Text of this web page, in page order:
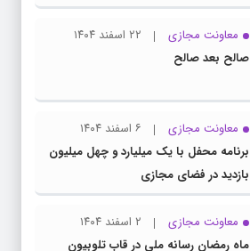
معاونت مجازی
۲۲ اسفند ۱۴۰۴
صالح بعد صالح
معاونت مجازی
۶ اسفند ۱۴۰۴
برنامه محفل با یک میلیارد و چهل میلیون
بازدید در فضای مجازی
معاونت مجازی
۲ اسفند ۱۴۰۴
ماه رمضان رسانه ملی در قاب تلوبیون